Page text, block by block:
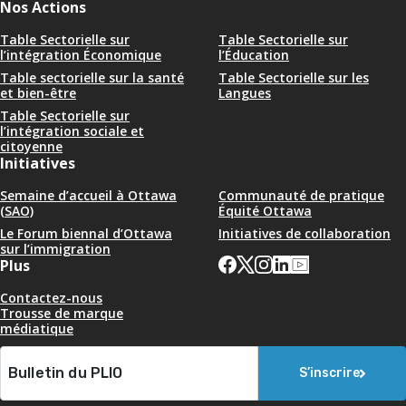
S’inscrire
Nos Actions
Table Sectorielle sur
l’intégration Économique
Table Sectorielle sur
l’Éducation
Table sectorielle sur la santé
et bien-être
Table Sectorielle sur les
Langues
Table Sectorielle sur
l’intégration sociale et
citoyenne
Initiatives
Semaine d’accueil à Ottawa
(SAO)
Communauté de pratique
Équité Ottawa
Le Forum biennal d’Ottawa
sur l’immigration
Initiatives de collaboration
Plus
Contactez-nous
Trousse de marque
médiatique